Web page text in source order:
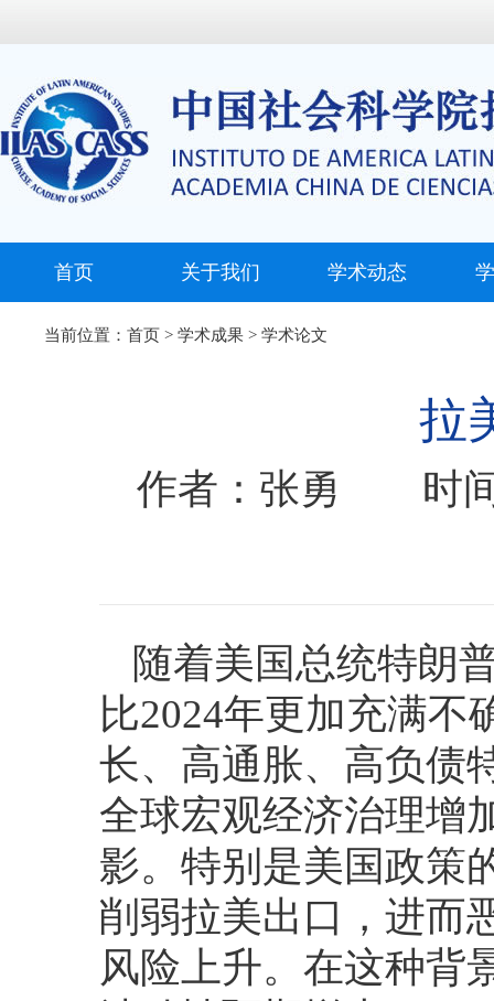
首页 关于我们 学术动态
当前位置： 首页 > 学术成果 > 学术论文
拉
作者：张勇 时间
随着美国总统特朗
比2024年更加充满
长、高通胀、高负债
全球宏观经济治理增
影。特别是美国政策
削弱拉美出口，进而
风险上升。在这种背